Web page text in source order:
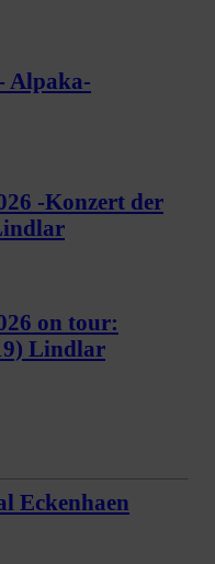
Alpaka-
-Konzert der
on tour:
Lindlar
Eckenhaen